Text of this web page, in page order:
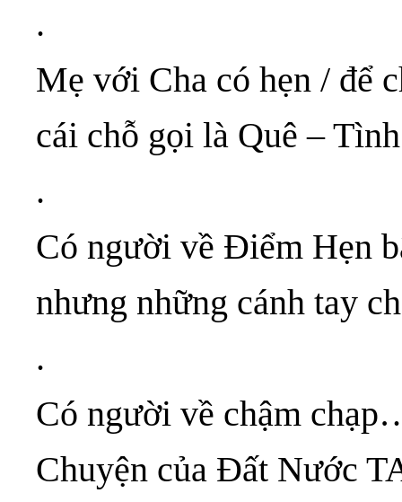
.
Mẹ với Cha có hẹn / để
cái chỗ gọi là Quê –
.
Có người về Điểm Hẹn
nhưng những cánh tay
.
Có người về chậm
Chuyện của Đất Nước